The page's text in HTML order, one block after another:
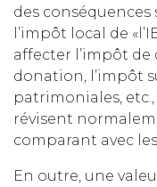
des
l’impôt local de
affecter l’impôt de
donation, l’impôt
patrimoniales,
révisent
comparant avec
En outre, une